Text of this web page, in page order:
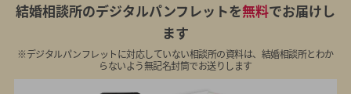
結婚相談所のデジタルパンフレットを無料でお届けし
ます
※デジタルパンフレットに対応していない相談所の資料は、結婚相談所とわか
らないよう無記名封筒でお送りします